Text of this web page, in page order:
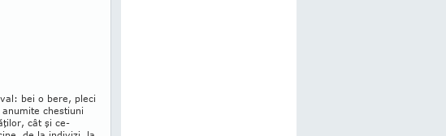
bei o bere, pleci
ches­tiuni
cât şi ce­